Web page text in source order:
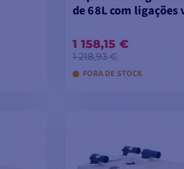
de 68L com
1 158,15 €
1 218,93 €
FORA DE STOCK